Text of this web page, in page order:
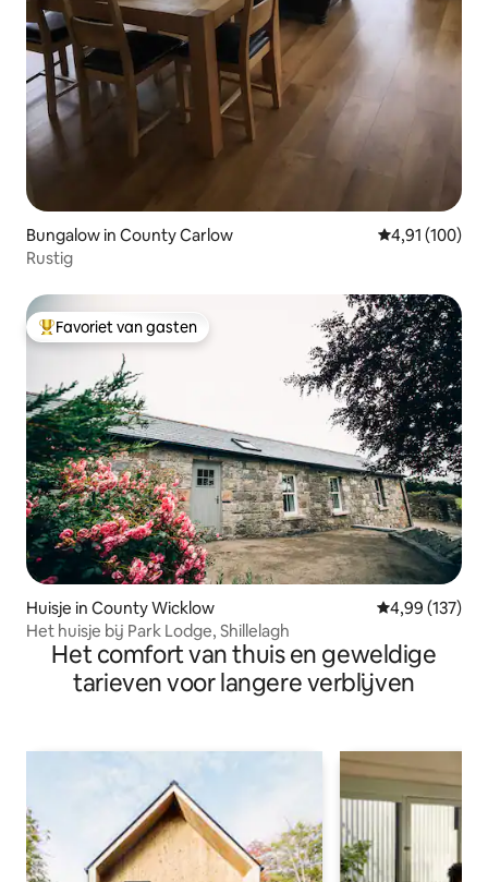
Bungalow in County Carlow Gemiddelde
4,91 (100)
Rustig
Topfavoriet van gasten
Favoriet van gasten
Huisje in County Wicklow Gemiddelde
4,99 (137)
Het huisje bij Park Lodge, Shillelagh
Het comfort van thuis en geweldige
tarieven voor langere verblijven